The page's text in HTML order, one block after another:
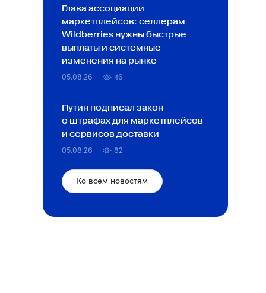
Глава ассоциации
маркетплейсов: селлерам
Wildberries нужны быстрые
выплаты и системные
изменения на рынке
05.08.26 46
Путин подписал закон
о штрафах для маркетплейсов
и сервисов доставки
05.08.26 82
Ко всем новостям